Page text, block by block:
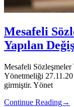
Mesafeli
Yapılan
Mesafeli
Yönetmeliği
girmiştir. Yönet
Continue Reading→